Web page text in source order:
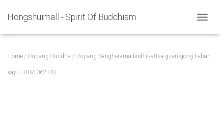
Hongshuimall - Spirit Of Buddhism
Home / Rupang Buddha / Rupang Sangharama bodhisattva guan gong bahan
kayu HUM 062 RB